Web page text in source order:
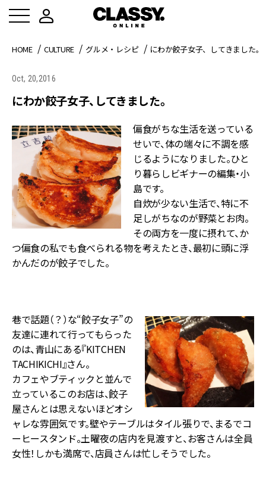
HOME CULTURE グルメ・レシピ にわか餃子女子、してきました。
Oct, 20,2016
にわか餃子女子、してきました。
偏食がちな生活を送っている
せいで、体の端々に不調を感
じるようになりました。ひと
り暮らしビギナーの編集・小
島です。
自炊が少ない生活で、特に不
足しがちなのが野菜とお肉。
その両方を一度に摂れて、か
つ偏食の私でも食べられる物を考えたとき、最初に頭に浮
かんだのが餃子でした。
巷で話題（？）な“餃子女子”の
友達に連れて行ってもらった
のは、青山にある『KITCHEN
TACHIKICHI』さん。
カフェやブティックと並んで
立っているこのお店は、餃子
屋さんとは思えないほどオシ
ャレな雰囲気です。壁やテーブルはタイル張りで、まるでコ
ーヒースタンド。土曜夜の店内を見渡すと、お客さんは全員
女性！しかも満席で、店員さんは忙しそうでした。